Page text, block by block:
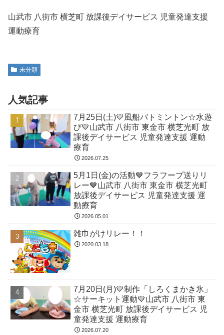
山武市 八街市 横芝町 放課後デイサービス 児童発達支援
運動療育
未分類
人気記事
7月25日(土)💙風船バトミントン☆水遊
び💙山武市 八街市 東金市 横芝光町 放
課後デイサービス 児童発達支援 運動
療育
2026.07.25
5月1日(金)の活動💙フラフープ送りリ
レー💙山武市 八街市 東金市 横芝光町
放課後デイサービス 児童発達支援 運
動療育
2026.05.01
雑巾がけリレー！！
2020.03.18
7月20日(月)💙制作「しろくまかき氷」
☆サーキット運動💙山武市 八街市 東
金市 横芝光町 放課後デイサービス 児
童発達支援 運動療育
2026.07.20